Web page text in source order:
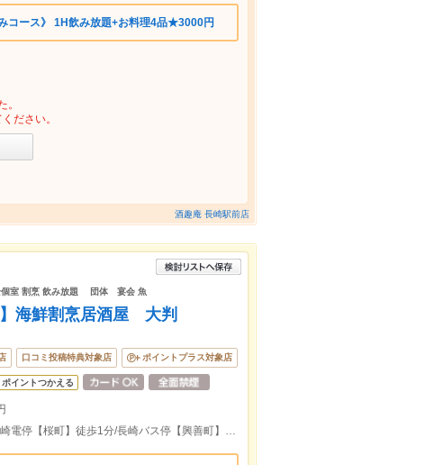
コース》 1H飲み放題+お料理4品★3000円
。
ださい。
酒趣庵 長崎駅前店
個室 割烹 飲み放題 団体 宴会 魚
】海鮮割烹居酒屋 大判
口コミ投稿特典対象店 ポイントプラス対象店
ポイントつかえる
長崎バス停【市役所上】徒歩1分/長崎電停【桜町】徒歩1分/長崎バス停【興善町】徒歩3分/長崎市役所徒歩5分